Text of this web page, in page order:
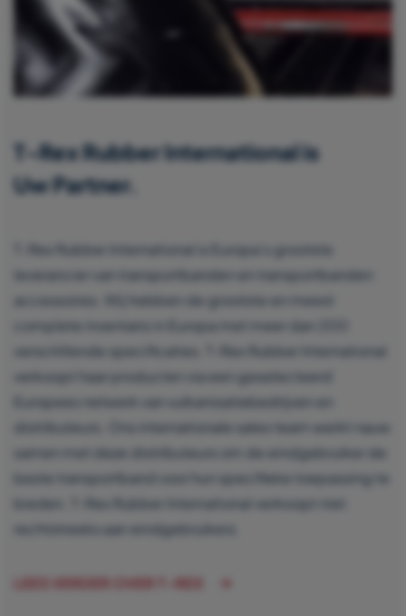
T-Rex Rubber International is
Uw Partner.
T-Rex Rubber International is Europa’s grootste
leverancier van transportbanden en transportbanden
accessoires. Wij hebben de grootste en meest
complete inventaris in Europa met meer dan 200
verschillende specificaties. T-Rex Rubber International
verkoopt haar producten via een geselecteerd
Europees netwerk van vulkanisatiebedrijven en
distributeurs. Ons internationale sales team werkt nauw
samen met deze distributeurs om de eindgebruiker de
beste transportband voor hun specifieke toepassing te
bieden. T-Rex Rubber International verkoopt niet
rechtstreeks aan eindgebruikers.
LEES VERDER OVER T-REX